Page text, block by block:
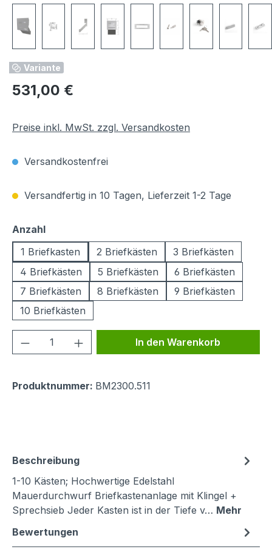
Variante
Regulärer Preis:
531,00 €
Preise inkl. MwSt. zzgl. Versandkosten
Versandkostenfrei
Versandfertig in 10 Tagen, Lieferzeit 1-2 Tage
Anzahlauswählen
1 Briefkasten
2 Briefkästen
3 Briefkästen
4 Briefkästen
5 Briefkästen
6 Briefkästen
7 Briefkästen
8 Briefkästen
9 Briefkästen
10 Briefkästen
Produkt Anzahl: Gib denIn den Warenkorb
Produktnummer: BM2300.511
Beschreibung
1-10 Kästen; Hochwertige Edelstahl
Mauerdurchwurf Briefkastenanlage mit Klingel +
Sprechsieb Jeder Kasten ist in der Tiefe v… Mehr
Bewertungen